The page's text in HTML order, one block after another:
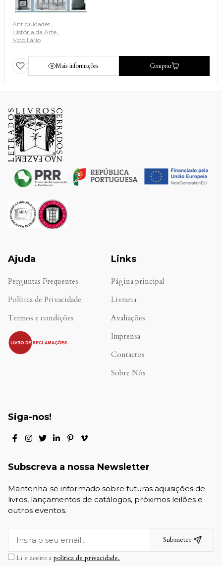
Antiguidades
História da Arte
Mobiliário
Mais informações Comprar
Ajuda
Perguntas Frequentes
Política de Privacidade
Termos e condições
.
Links
Página principal
Livraria
Avaliações
Imprensa
Contactos
Sobre Nós
Siga-nos!
Subscreva a nossa Newsletter
Mantenha-se informado sobre futuras aquisições de
livros, lançamentos de catálogos, próximos leilões e
outros eventos.
Submeter
Li e aceito a política de privacidade.